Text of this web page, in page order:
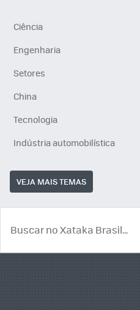
Ciência
Engenharia
Setores
China
Tecnologia
Indústria automobilística
VEJA MAIS TEMAS